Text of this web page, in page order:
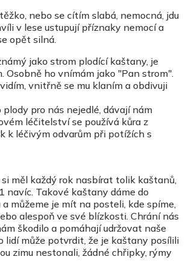
nebo se cítím slabá, nemocná, jdu
v lese ustupují příznaky nemocí a
opět silná.
jako strom plodící kaštany, je
Osobně ho vnímám jako "Pan strom".
vnitřně se mu klaním a obdivuji
pro nás nejedlé, dávají nám
léčitelství se používá kůra z
k léčivým odvarům při potížích s
měl každý rok nasbírat tolik kaštanů,
navíc. Takové kaštany dáme do
můžeme je mít na posteli, kde spíme,
alespoň ve své blízkosti. Chrání nás
škodilo a pomáhají udržovat naše
lidí může potvrdit, že je kaštany posílili
zimu nestonali, žádné chřipky, rýmy